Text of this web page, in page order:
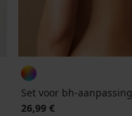
Set voor bh-aanpassing
26,99 €